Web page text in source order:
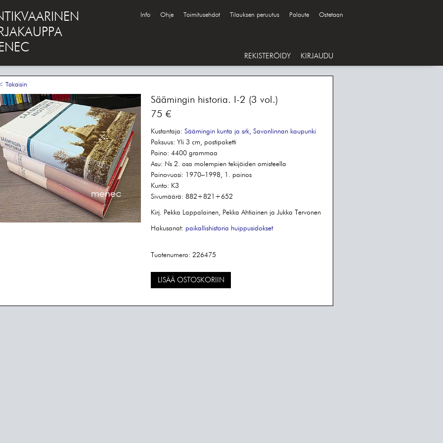
Info Ohje Toimitusehdot Tilauksen peruutus Palaute Ostetaan
REKISTERÖIDY KIRJAUDU
Takaisin
Säämingin historia. I-2 (3 vol.)
75 €
Kustantaja: Säämingin kunta ja srk, Savonlinnan kaupunki
Paksuus: Yli 3 cm, postipaketti
Paino: 4400 grammaa
Asu: Ns 2. osa molempien tekijöiden omisteella
Painovuosi: 1970–1998, 1. painos
Kunto: K3
Sivumäärä: 882+821+652
Kirj. Pekka Lappalainen, Pekka Ahtiainen ja Jukka Tervonen
Hakusanat: paikallishistoria huippusidokset
Tuotenumero: 226475
LISÄÄ OSTOSKORIIN